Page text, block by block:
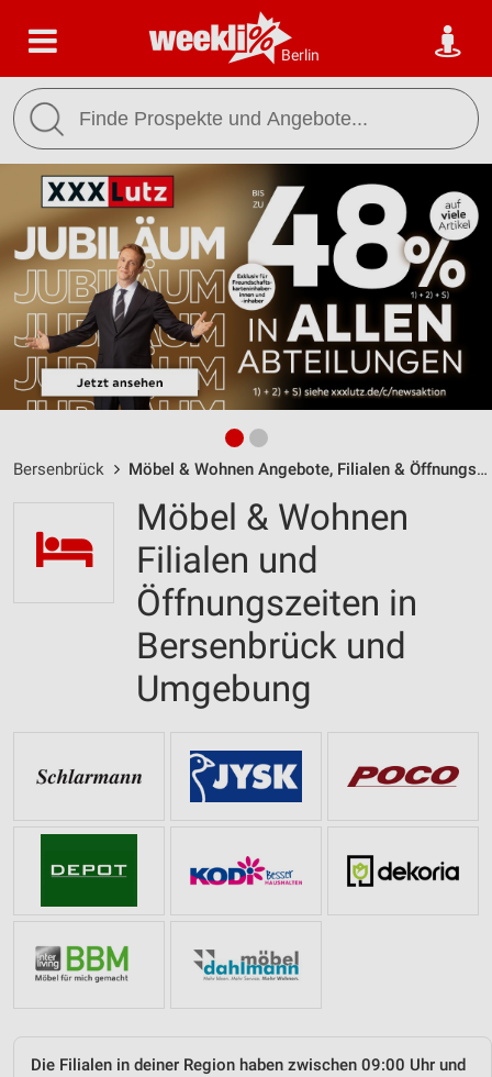
Berlin
Bersenbrück Möbel & Wohnen Angebote, Filialen & Öffnungszeiten
Möbel & Wohnen
Filialen und
Öffnungszeiten in
Bersenbrück und
Umgebung
Die Filialen in deiner Region haben zwischen 09:00 Uhr und